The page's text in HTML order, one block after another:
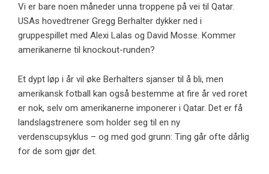
Vi er bare noen måneder unna troppene på vei til Qatar.
USAs hovedtrener Gregg Berhalter dykker ned i
gruppespillet med Alexi Lalas og David Mosse. Kommer
amerikanerne til knockout-runden?
Et dypt løp i år vil øke Berhalters sjanser til å bli, men
amerikansk fotball kan også bestemme at fire år ved roret
er nok, selv om amerikanerne imponerer i Qatar. Det er få
landslagstrenere som holder seg til en ny
verdenscupsyklus – og med god grunn: Ting går ofte dårlig
for de som gjør det.